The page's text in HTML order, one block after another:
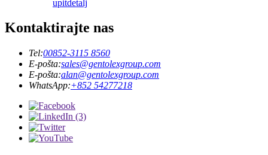
upitdetalj
Kontaktirajte nas
Tel:00852-3115 8560
E-pošta:sales@gentolexgroup.com
E-pošta:alan@gentolexgroup.com
WhatsApp:+852 54277218